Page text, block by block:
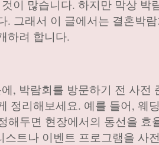
이 많습니다. 하지만 막상 박
그래서 이 글에서는 결혼박
하려 합니다.
, 박람회를 방문하기 전 사전
정리해보세요. 예를 들어, 웨
해두면 현장에서의 동선을 효
트나 이벤트 프로그램을 사